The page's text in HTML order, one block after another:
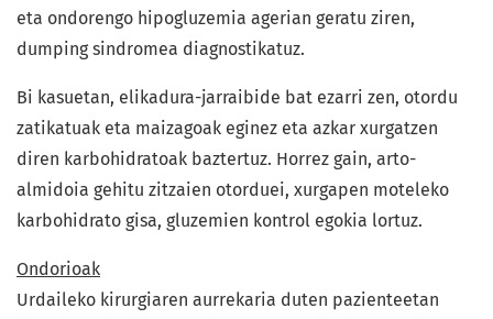
eta ondorengo hipogluzemia agerian geratu ziren,
dumping sindromea diagnostikatuz.
Bi kasuetan, elikadura-jarraibide bat ezarri zen, otordu
zatikatuak eta maizagoak eginez eta azkar xurgatzen
diren karbohidratoak baztertuz. Horrez gain, arto-
almidoia gehitu zitzaien otorduei, xurgapen moteleko
karbohidrato gisa, gluzemien kontrol egokia lortuz.
Ondorioak
Urdaileko kirurgiaren aurrekaria duten pazienteetan